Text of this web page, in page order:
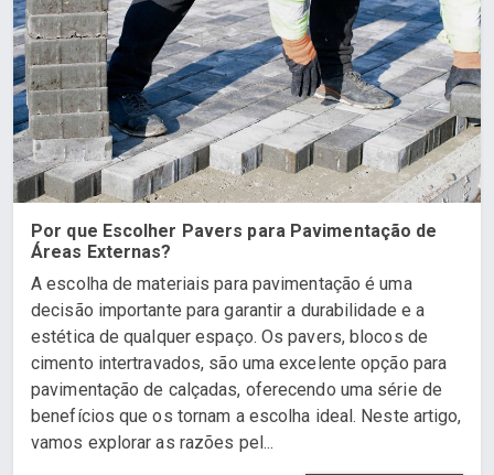
Por que Escolher Pavers para Pavimentação de
Áreas Externas?
A escolha de materiais para pavimentação é uma
decisão importante para garantir a durabilidade e a
estética de qualquer espaço. Os pavers, blocos de
cimento intertravados, são uma excelente opção para
pavimentação de calçadas, oferecendo uma série de
benefícios que os tornam a escolha ideal. Neste artigo,
vamos explorar as razões pel...